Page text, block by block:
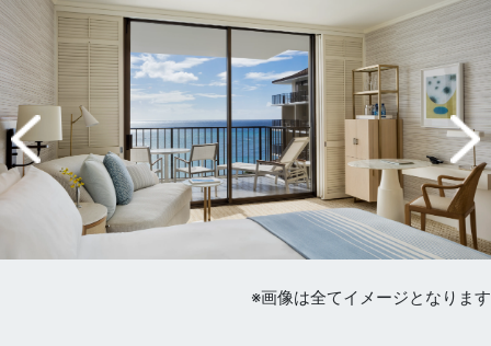
※画像は全てイメージとなります